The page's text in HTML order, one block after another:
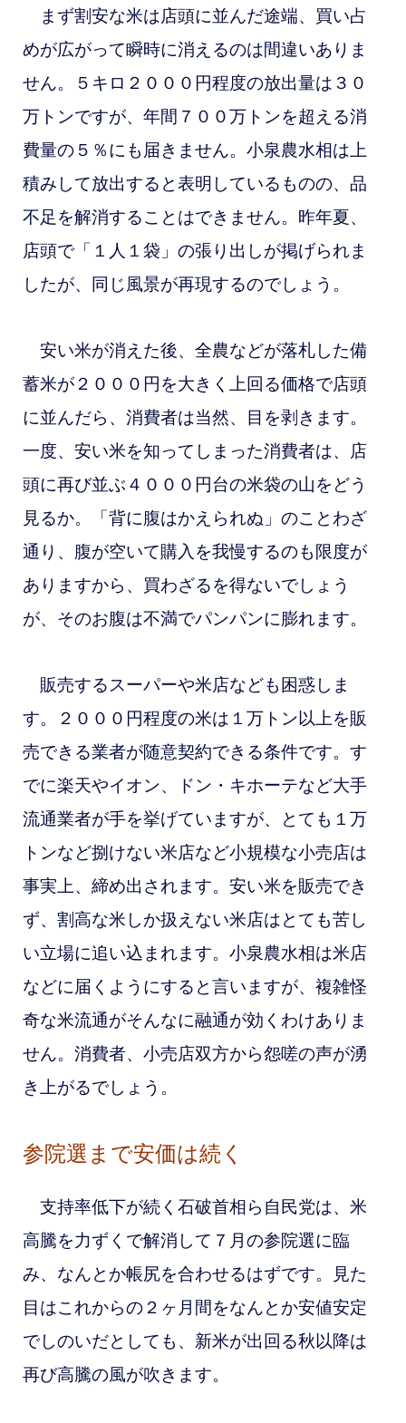
まず割安な米は店頭に並んだ途端、買い占
めが広がって瞬時に消えるのは間違いありま
せん。５キロ２０００円程度の放出量は３０
万トンですが、年間７００万トンを超える消
費量の５％にも届きません。小泉農水相は上
積みして放出すると表明しているものの、品
不足を解消することはできません。昨年夏、
店頭で「１人１袋」の張り出しが掲げられま
したが、同じ風景が再現するのでしょう。
安い米が消えた後、全農などが落札した備
蓄米が２０００円を大きく上回る価格で店頭
に並んだら、消費者は当然、目を剥きます。
一度、安い米を知ってしまった消費者は、店
頭に再び並ぶ４０００円台の米袋の山をどう
見るか。「背に腹はかえられぬ」のことわざ
通り、腹が空いて購入を我慢するのも限度が
ありますから、買わざるを得ないでしょう
が、そのお腹は不満でパンパンに膨れます。
販売するスーパーや米店なども困惑しま
す。２０００円程度の米は１万トン以上を販
売できる業者が随意契約できる条件です。す
でに楽天やイオン、ドン・キホーテなど大手
流通業者が手を挙げていますが、とても１万
トンなど捌けない米店など小規模な小売店は
事実上、締め出されます。安い米を販売でき
ず、割高な米しか扱えない米店はとても苦し
い立場に追い込まれます。小泉農水相は米店
などに届くようにすると言いますが、複雑怪
奇な米流通がそんなに融通が効くわけありま
せん。消費者、小売店双方から怨嗟の声が湧
き上がるでしょう。
参院選まで安価は続く
支持率低下が続く石破首相ら自民党は、米
高騰を力ずくで解消して ７月の参院選に臨
み、なんとか帳尻を合わせるはずです。見た
目はこれからの２ヶ月間をなんとか安値安定
でしのいだとしても、新米が出回る秋以降は
再び高騰の風が吹きます。